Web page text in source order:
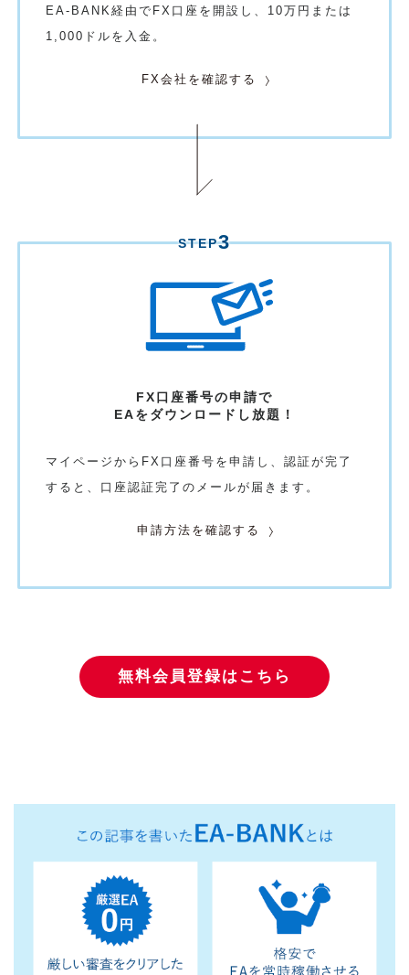
EA-BANK経由でFX口座を開設し、10万円または
1,000ドルを入金。
FX会社を確認する
STEP3
FX口座番号の申請で
EAをダウンロード し放題！
マイページからFX口座番号を申請し、認証が完了
すると、口座認証完了のメールが届きます。
申請方法を確認する
無料会員登録はこちら